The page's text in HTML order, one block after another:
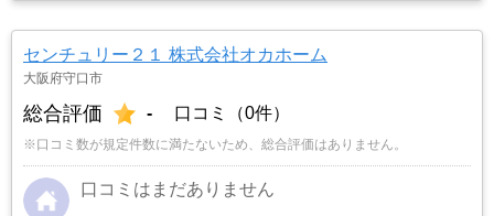
センチュリー２１ 株式会社オカホーム
大阪府守口市
総合評価 - 口コミ（0件）
※口コミ数が規定件数に満たないため、総合評価はありません。
口コミはまだありません